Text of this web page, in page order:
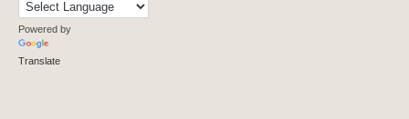
Powered by
Translate